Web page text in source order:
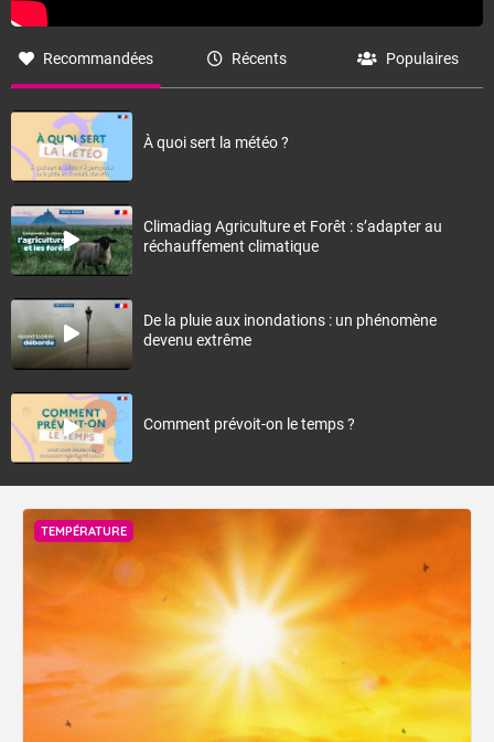
Recommandées Récents Populaires
À quoi sert la météo ?
Climadiag Agriculture et Forêt : s’adapter au
réchauffement climatique
De la pluie aux inondations : un phénomène
devenu extrême
Comment prévoit-on le temps ?
TEMPÉRATURE